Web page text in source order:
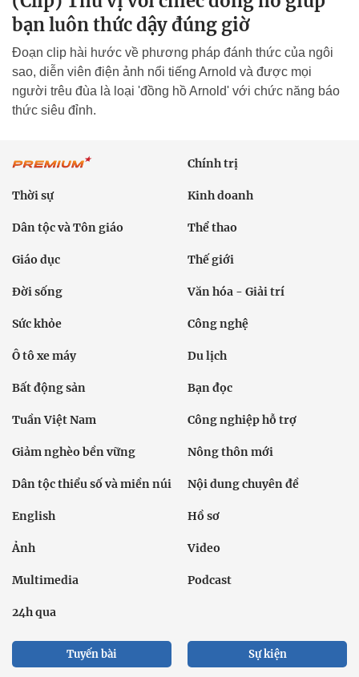
bạn luôn thức dậy đúng giờ
Đoạn clip hài hước về phương pháp đánh thức của ngôi
sao, diễn viên điện ảnh nổi tiếng Arnold và được mọi
người trêu đùa là loại 'đồng hồ Arnold' với chức năng báo
thức siêu đỉnh.
Chính trị
Thời sự Kinh doanh
Dân tộc và Tôn giáo Thể thao
Giáo dục Thế giới
Đời sống Văn hóa - Giải trí
Sức khỏe Công nghệ
Ô tô xe máy Du lịch
Bất động sản Bạn đọc
Tuần Việt Nam Công nghiệp hỗ trợ
Giảm nghèo bền vững Nông thôn mới
Dân tộc thiểu số và miền núi Nội dung chuyên đề
English Hồ sơ
Ảnh Video
Multimedia Podcast
24h qua
Tuyến bài Sự kiện